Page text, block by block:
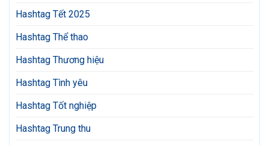
Hashtag Tết 2025
Hashtag Thể thao
Hashtag Thương hiệu
Hashtag Tình yêu
Hashtag Tốt nghiệp
Hashtag Trung thu